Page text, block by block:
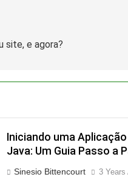
site, e agora?
Iniciando uma
Java: Um Guia Passo a
Sinesio Bittencourt 3 Years